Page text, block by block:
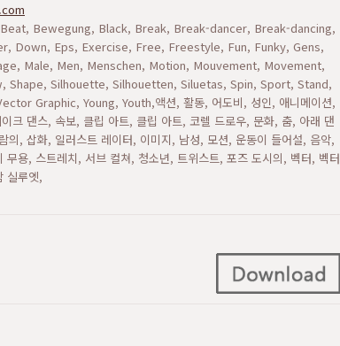
Bewegung, Black, Break, Break-dancer, Break-dancing,
Down, Eps, Exercise, Free, Freestyle, Fun, Funky, Gens,
Male, Men, Menschen, Motion, Mouvement, Movement,
Silhouette, Silhouetten, Siluetas, Spin, Sport, Stand,
Graphic, Young, Youth,액션, 활동, 어도비, 성인, 애니메이션,
크 댄스, 속보, 클립 아트, 클립 아트, 코렐 드로우, 문화, 춤, 아래 댄
, 삽화, 일러스트 레이터, 이미지, 남성, 모션, 운동이 들어설, 음악,
용, 스트레치, 서브 컬쳐, 청소년, 트위스트, 포즈 도시의, 벡터, 벡터
실루엣,